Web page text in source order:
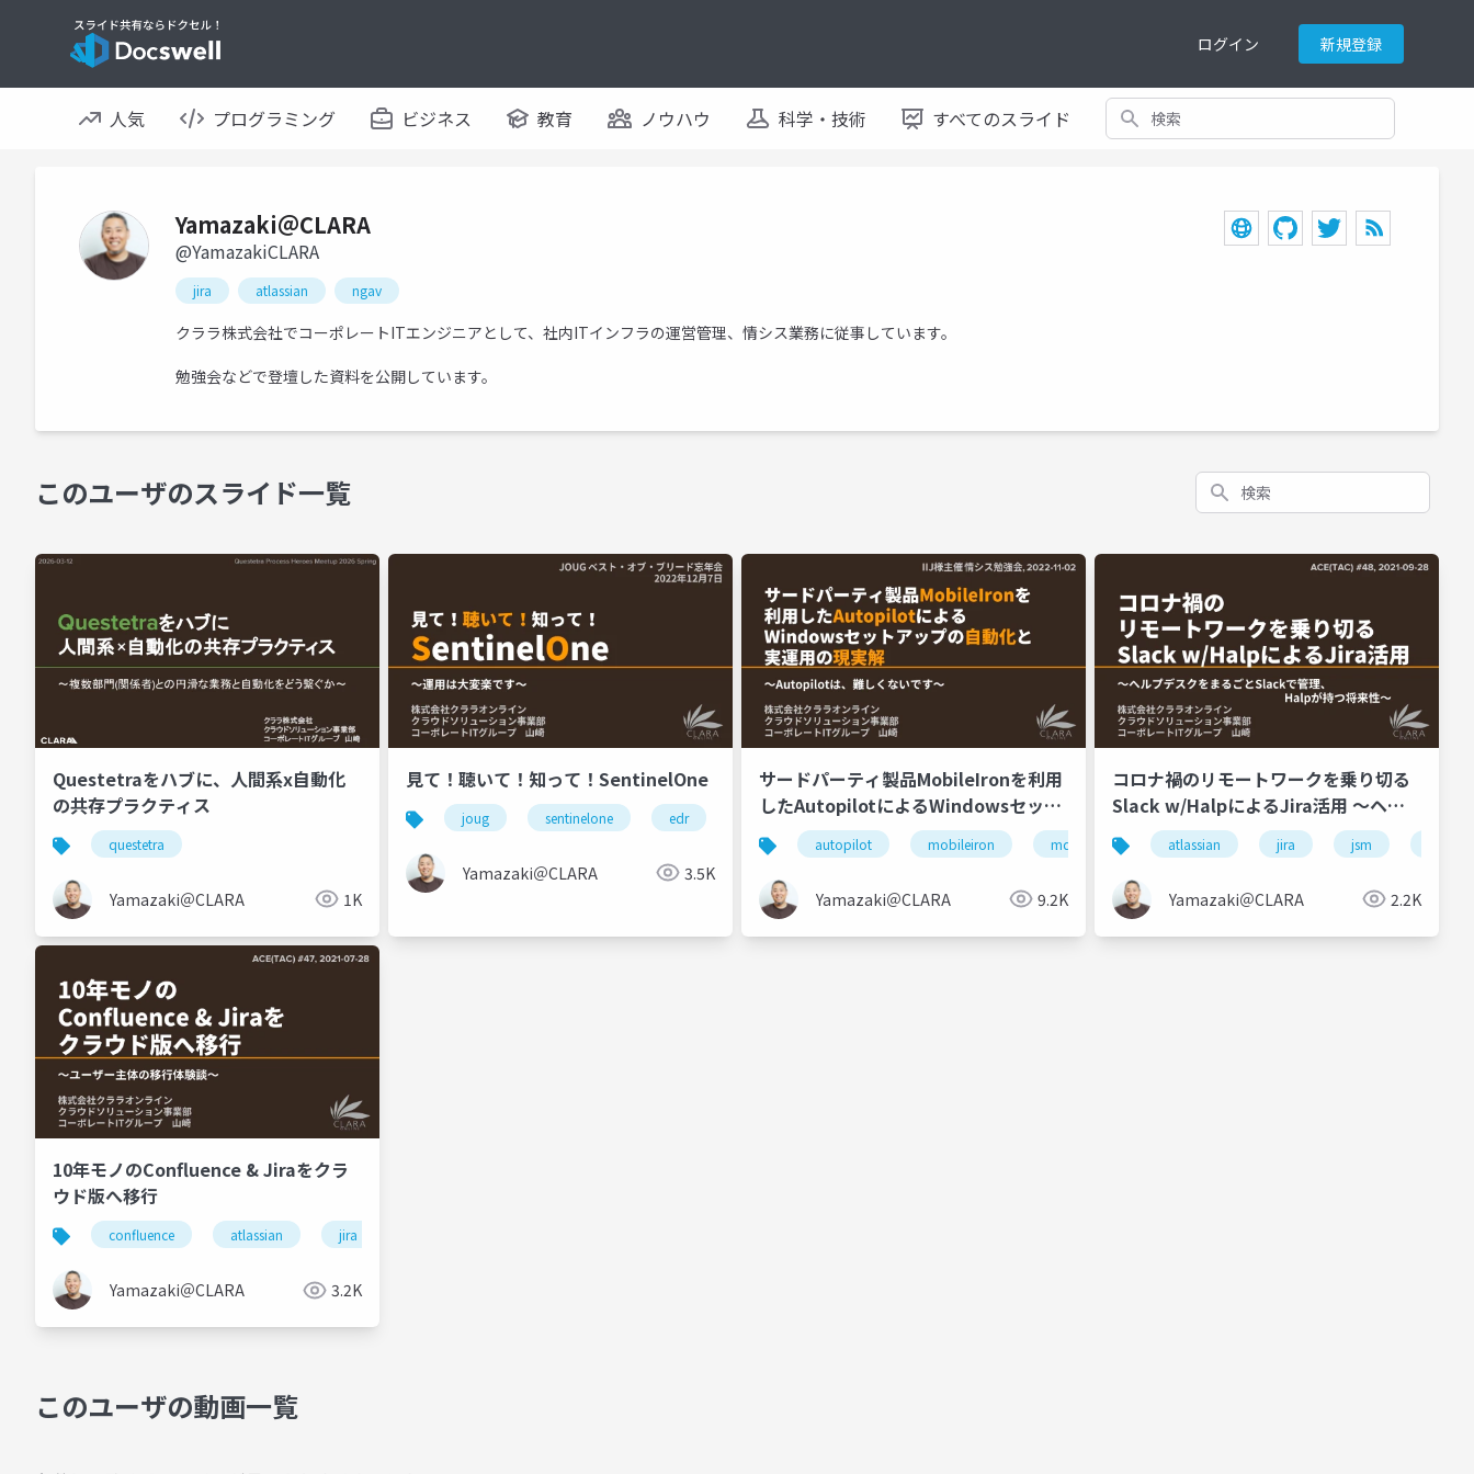
ログイン 新規登録
人気 プログラミング ビジネス 教育 ノウハウ 科学・技術 すべてのスライド 検索
Yamazaki＠CLARA
@YamazakiCLARA
jira atlassian ngav
クララ株式会社でコーポレートITエンジニアとして、社内ITインフラの運営管理、情シス業務に従事しています。
勉強会などで登壇した資料を公開しています。
このユーザのスライド一覧 検索
Questetraをハブに、人間系x自動化
の共存プラクティス
questetra
Yamazaki＠CLARA 1K
見て！聴いて！知って！SentinelOne
joug sentinelone edr xdr ngav epp
Yamazaki＠CLARA 3.5K
サードパーティ製品MobileIronを利用
したAutopilotによるWindowsセット
アップの自動化と実運用の現実解
autopilot mobileiron mdm uem ivanti neurons for mdm
Yamazaki＠CLARA 9.2K
コロナ禍のリモートワークを乗り切る
Slack w/HalpによるJira活用 ～ヘル
プデスクをまるごとSlackで管理、
Halpが持つ将来性～
atlassian jira jsm
Yamazaki＠CLARA 2.2K
10年モノのConfluence & Jiraをクラ
ウド版へ移行
confluence atlassian jira
Yamazaki＠CLARA 3.2K
このユーザの動画一覧